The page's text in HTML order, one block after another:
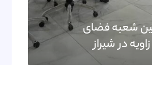
شعبه فضای
در شیراز